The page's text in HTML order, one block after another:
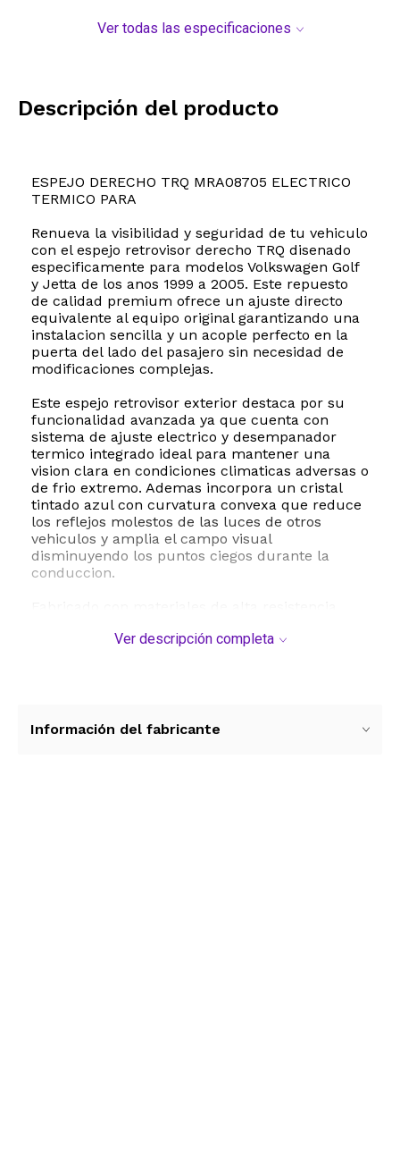
Ver todas las especificaciones
Descripción del producto
ESPEJO DERECHO TRQ MRA08705 ELECTRICO
TERMICO PARA
Renueva la visibilidad y seguridad de tu vehiculo
con el espejo retrovisor derecho TRQ disenado
especificamente para modelos Volkswagen Golf
y Jetta de los anos 1999 a 2005. Este repuesto
de calidad premium ofrece un ajuste directo
equivalente al equipo original garantizando una
instalacion sencilla y un acople perfecto en la
puerta del lado del pasajero sin necesidad de
modificaciones complejas.
Este espejo retrovisor exterior destaca por su
funcionalidad avanzada ya que cuenta con
sistema de ajuste electrico y desempanador
termico integrado ideal para mantener una
vision clara en condiciones climaticas adversas o
de frio extremo. Ademas incorpora un cristal
tintado azul con curvatura convexa que reduce
los reflejos molestos de las luces de otros
vehiculos y amplia el campo visual
disminuyendo los puntos ciegos durante la
conduccion.
calidad optica este componente esta preparado
automovil para mantener la estetica original del
Ver descripción completa
Información del fabricante